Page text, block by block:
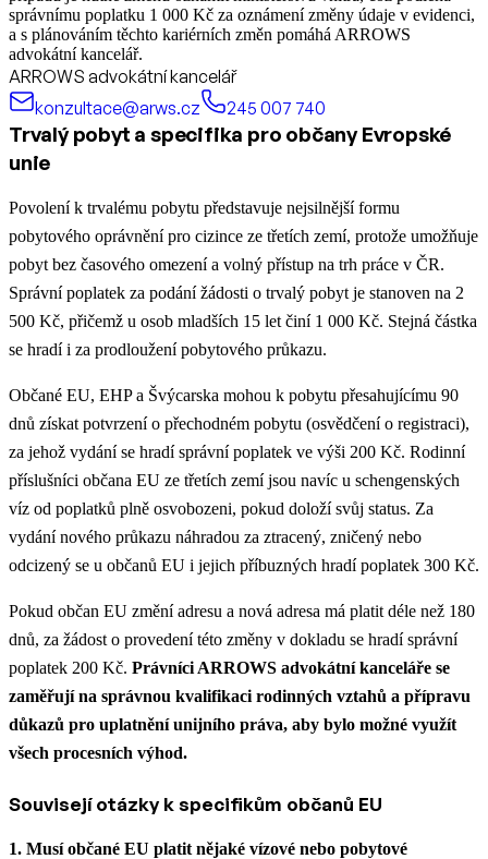
správnímu poplatku 1 000 Kč za oznámení změny údaje v evidenci,
a s plánováním těchto kariérních změn pomáhá ARROWS
advokátní kancelář.
ARROWS advokátní kancelář
konzultace@arws.cz
245 007 740
Trvalý pobyt a specifika pro občany Evropské
unie
Povolení k trvalému pobytu představuje nejsilnější formu
pobytového oprávnění pro cizince ze třetích zemí, protože umožňuje
pobyt bez časového omezení a volný přístup na trh práce v ČR.
Správní poplatek za podání žádosti o trvalý pobyt je stanoven na 2
500 Kč, přičemž u osob mladších 15 let činí 1 000 Kč. Stejná částka
se hradí i za prodloužení pobytového průkazu.
Občané EU, EHP a Švýcarska mohou k pobytu přesahujícímu 90
dnů získat potvrzení o přechodném pobytu (osvědčení o registraci),
za jehož vydání se hradí správní poplatek ve výši 200 Kč. Rodinní
příslušníci občana EU ze třetích zemí jsou navíc u schengenských
víz od poplatků plně osvobozeni, pokud doloží svůj status. Za
vydání nového průkazu náhradou za ztracený, zničený nebo
odcizený se u občanů EU i jejich příbuzných hradí poplatek 300 Kč.
Pokud občan EU změní adresu a nová adresa má platit déle než 180
dnů, za žádost o provedení této změny v dokladu se hradí správní
poplatek 200 Kč. Právníci ARROWS advokátní kanceláře se
zaměřují na správnou kvalifikaci rodinných vztahů a přípravu
důkazů pro uplatnění unijního práva, aby bylo možné využít
všech procesních výhod.
Souvisejí otázky k specifikům občanů EU
1. Musí občané EU platit nějaké vízové nebo pobytové